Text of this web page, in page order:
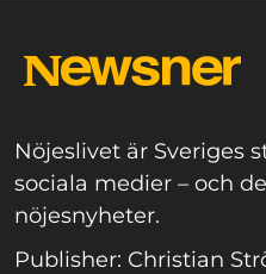
Nöjeslivet är Sveriges
sociala medier – och
nöjesnyheter.
Publisher: Christian